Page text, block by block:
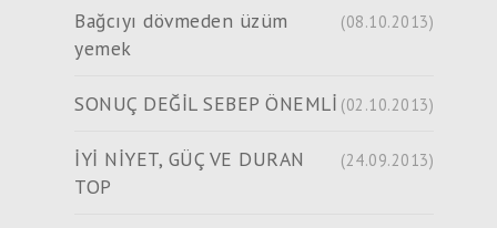
Bağcıyı dövmeden üzüm
yemek
(08.10.2013)
SONUÇ DEĞİL SEBEP ÖNEMLİ (02.10.2013)
İYİ NİYET, GÜÇ VE DURAN
TOP
(24.09.2013)